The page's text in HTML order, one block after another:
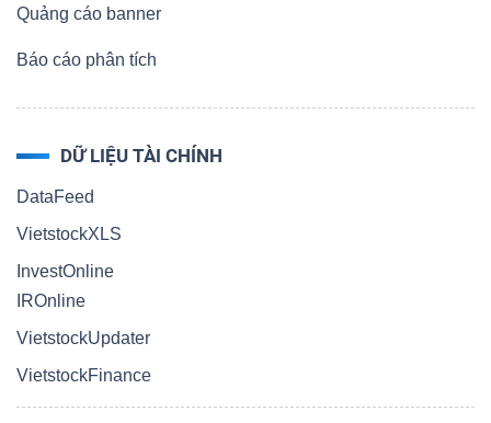
Quảng cáo banner
Báo cáo phân tích
DỮ LIỆU TÀI CHÍNH
DataFeed
VietstockXLS
InvestOnline
IROnline
VietstockUpdater
VietstockFinance
liệu